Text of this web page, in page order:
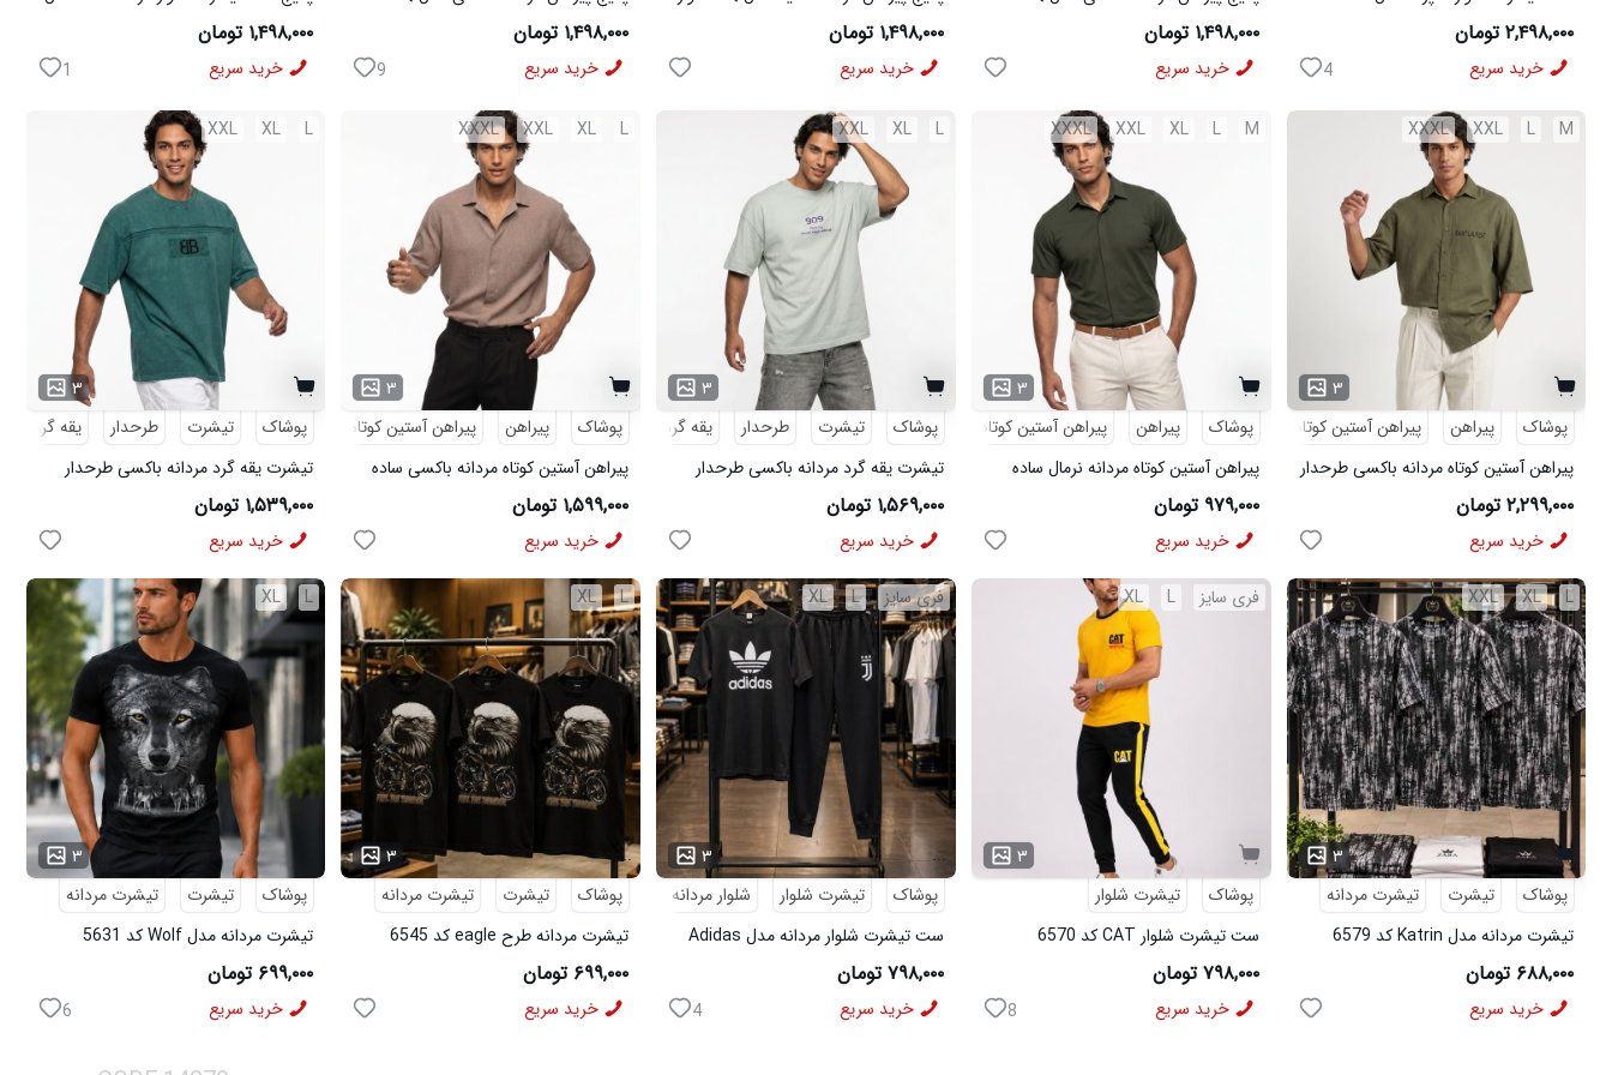
مشکی
۲,۴۹۸,۰۰۰ تومان
خرید سریع 4
شلوار مردانه مشکی مدل MOBIN
۱,۴۹۸,۰۰۰ تومان
خرید سریع
مردانه مشکی مدل MOBIN
۱,۴۹۸,۰۰۰ تومان
خرید سریع
شلوار مردانه خاکی مدل MOBIN
۱,۴۹۸,۰۰۰ تومان
خرید سریع 9
W15 کفش ورزشی مردانه مدل pavlo
۱,۴۹۸,۰۰۰ تومان
خرید سریع 1
M
L
XXL
XXXL
۳
پوشاک
پیراهن پیراهن آستین کوتاه
طرحدار
پیراهن آستین کوتاه مردانه باکسی طرحدار
لینن سبز مدل 50971
۲,۲۹۹,۰۰۰ تومان
خرید سریع
M
L
XL
XXL
XXXL
۳
پوشاک
پیراهن
پیراهن آستین کوتاه
پیراهن آستین کوتاه مردانه نرمال ساده
ویسکوز سبز مدل 50977
۹۷۹,۰۰۰ تومان
خرید سریع
L
XL
XXL
۳
پوشاک
تیشرت طرحدار
یقه گرد
تیشرت یقه گرد مردانه باکسی طرحدار
پنبه دو رو سبز روشن مدل 50896
۱,۵۶۹,۰۰۰ تومان
خرید سریع
L
XL
XXL
XXXL
۳
پوشاک
پیراهن
پیراهن آستین کوتاه
پیراهن آستین کوتاه مردانه باکسی ساده
لینن کرم مدل 50943
۱,۵۹۹,۰۰۰ تومان
خرید سریع
L
XL
XXL
۳
پوشاک
تیشرت طرحدار
یقه گرد
تیشرت یقه گرد مردانه باکسی طرحدار
مچینست سبز Balenciaga مدل 50944
۱,۵۳۹,۰۰۰ تومان
خرید سریع
L
XL
XXL
۳
پوشاک
تیشرت
تیشرت مردانه
تیشرت مردانه مدل Katrin کد 6579
۶۸۸,۰۰۰ تومان
خرید سریع
فری سایز L
XL
۳
پوشاک
تیشرت شلوار
ست تیشرت شلوار CAT کد 6570
۷۹۸,۰۰۰ تومان
خرید سریع 8
فری سایز L
XL
۳
...
پوشاک
تیشرت شلوار
شلوار مردانه
ست تیشرت شلوار مردانه مدل Adidas
کد 6569
۷۹۸,۰۰۰ تومان
خرید سریع 4
L
XL
۳
...
پوشاک
تیشرت
تیشرت مردانه
تیشرت مردانه طرح eagle کد 6545
۶۹۹,۰۰۰ تومان
خرید سریع
L
XL
۳
پوشاک
تیشرت
تیشرت مردانه
تیشرت مردانه مدل Wolf کد 5631
۶۹۹,۰۰۰ تومان
خرید سریع 6